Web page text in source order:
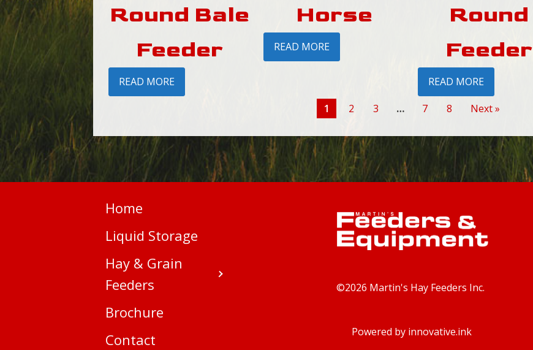
Round Bale
Feeder
READ MORE
Horse
READ MORE
Round
Feeder
READ MORE
1 2 3 … 7 8 Next »
Home
Liquid Storage
Hay & Grain
Feeders
Brochure
Contact
©2026 Martin's Hay Feeders Inc.
Powered by innovative.ink